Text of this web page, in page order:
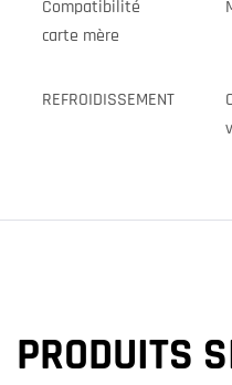
Compatibilité
carte mère
REFROIDISSEMENT
PRODUITS